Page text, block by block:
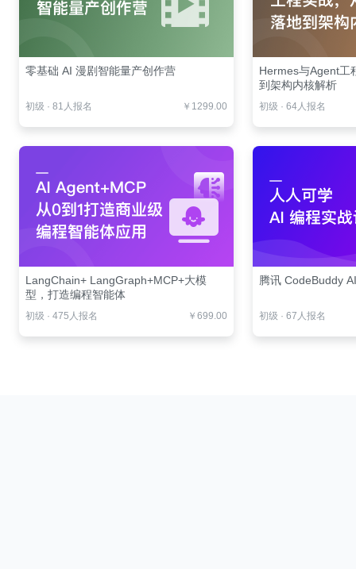
零基础 AI 漫剧智能量产创作营
初级 · 81人报名 ￥1299.00
Hermes与Agent工
到架构内核解析
初级 · 64人报名
LangChain+ LangGraph+MCP+大模
型，打造编程智能体
初级 · 475人报名 ￥699.00
腾讯 CodeBuddy
初级 · 67人报名